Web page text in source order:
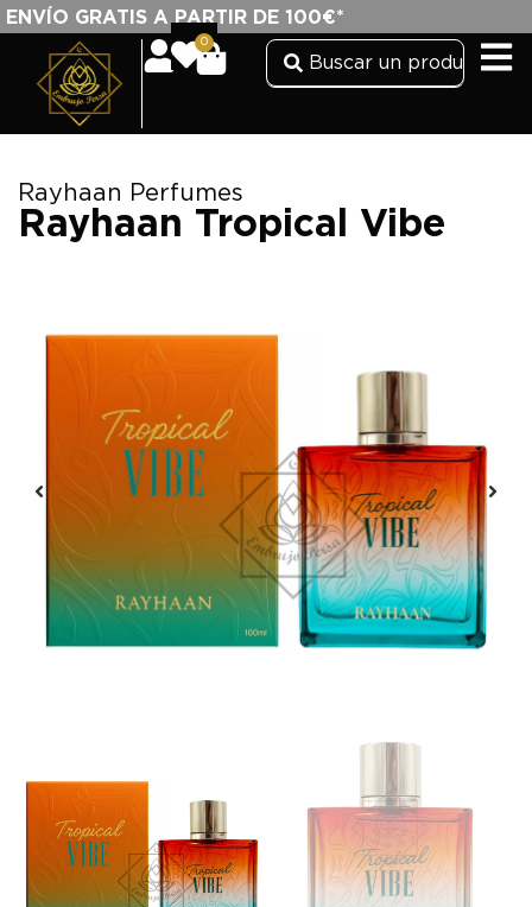
ENVÍO GRATIS A PARTIR DE 100€*
0
Rayhaan Perfumes
Rayhaan Tropical Vibe